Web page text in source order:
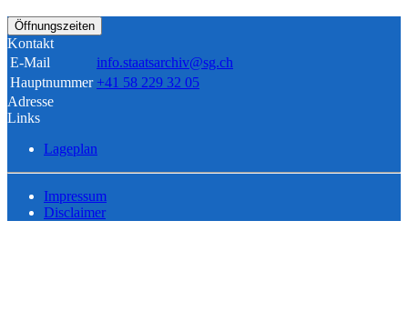
Öffnungszeiten
Kontakt
E-Mail
info.staatsarchiv@sg.ch
Hauptnummer +41 58 229 32 05
Adresse
Links
Lageplan
Impressum
Disclaimer